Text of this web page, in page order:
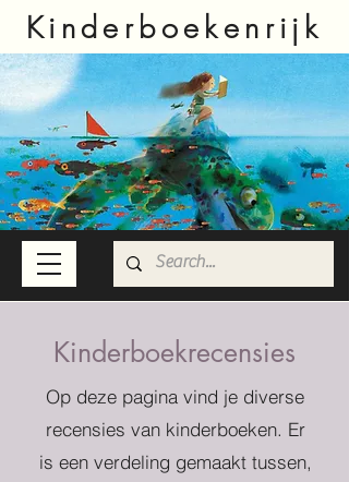
Kinderboekenrijk
Kinderboekrecensies
Op deze pagina vind je diverse
recensies van kinderboeken. Er
is een verdeling gemaakt tussen,